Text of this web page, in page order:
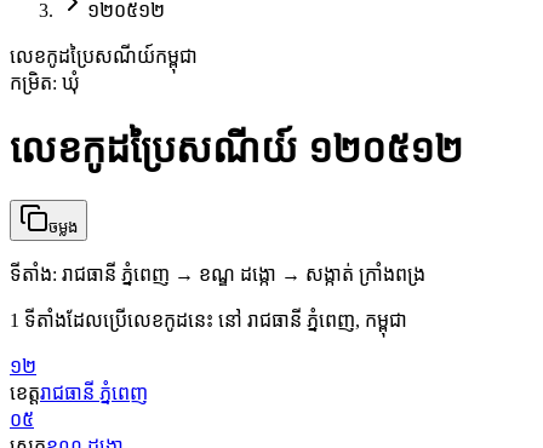
១២០៥១២
លេខកូដប្រៃសណីយ៍កម្ពុជា
កម្រិត: ឃុំ
លេខកូដប្រៃសណីយ៍ ១២០៥១២
ចម្លង
ទីតាំង: រាជធានី ភ្នំពេញ → ខណ្ឌ ដង្កោ → សង្កាត់ ក្រាំងពង្រ
1 ទីតាំងដែលប្រើលេខកូដនេះ នៅ រាជធានី ភ្នំពេញ, កម្ពុជា
១២
ខេត្តរាជធានី ភ្នំពេញ
០៥